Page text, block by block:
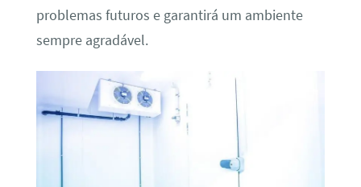
problemas futuros e garantirá um ambiente
sempre agradável.